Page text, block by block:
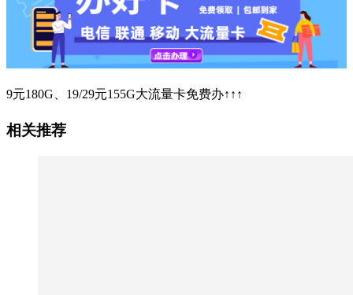
9元180G、19/29元155G大流量卡免费办↑↑↑
相关推荐